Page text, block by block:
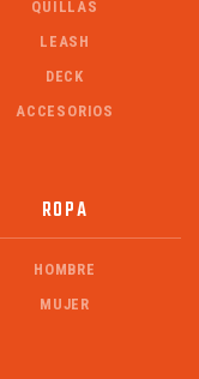
QUILLAS
LEASH
DECK
ACCESORIOS
ROPA
HOMBRE
MUJER